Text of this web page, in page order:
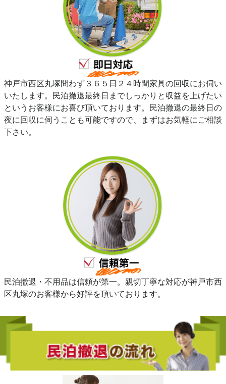
神戸市西区丸塚問わず３６５日２４時間家具の回収にお伺い
いたします。民泊撤退最終日までしっかりと収益を上げたい
というお客様にお喜び頂いております。民泊撤退の最終日の
夜に回収に伺うことも可能ですので、まずはお気軽にご相談
下さい。
民泊撤退・不用品は信頼が第一。親切丁寧な対応が神戸市西
区丸塚のお客様から好評を頂いております。